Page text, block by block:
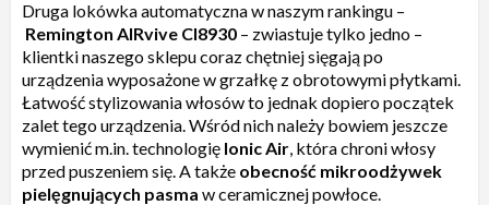
Druga lokówka automatyczna w naszym rankingu –
Remington AIRvive CI8930 – zwiastuje tylko jedno –
klientki naszego sklepu coraz chętniej sięgają po
urządzenia wyposażone w grzałkę z obrotowymi płytkami.
Łatwość stylizowania włosów to jednak dopiero początek
zalet tego urządzenia. Wśród nich należy bowiem jeszcze
wymienić m.in. technologię Ionic Air, która chroni włosy
przed puszeniem się. A także obecność mikroodżywek
pielęgnujących pasma w ceramicznej powłoce.